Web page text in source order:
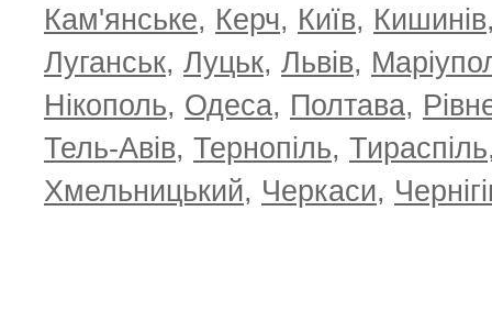
Кам'янське, Керч, Київ, Кишинів
Луганськ, Луцьк, Львів,
Нікополь, Одеса, Полтава,
Тель-Авів, Тернопіль, Тираспіль
Хмельницький, Черкаси,